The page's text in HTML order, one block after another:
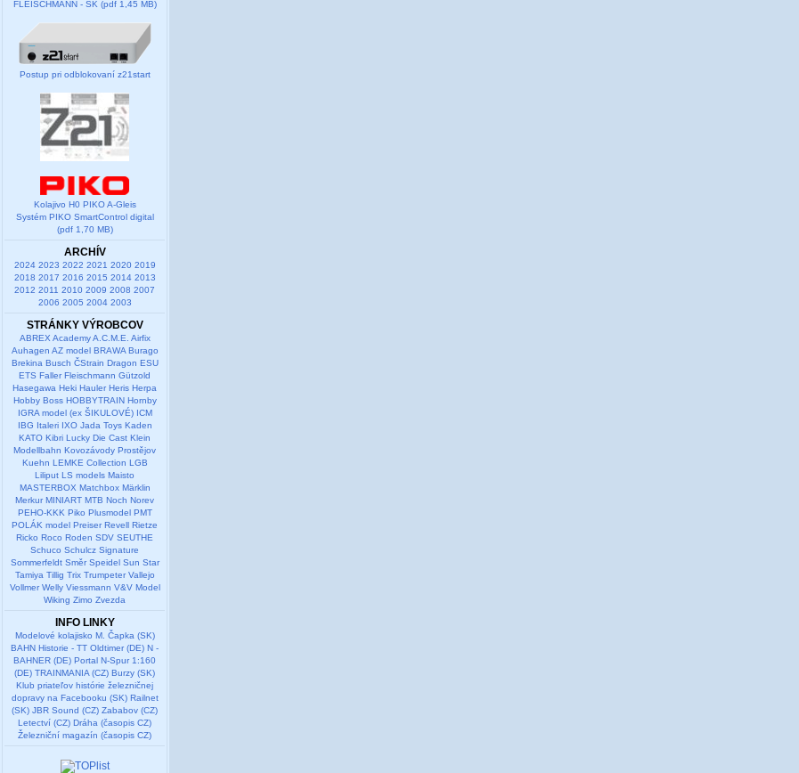
FLEISCHMANN - SK (pdf 1,45 MB)
Postup pri odblokovaní z21start
Kolajivo H0 PIKO A-Gleis
Systém PIKO SmartControl digital
(pdf 1,70 MB)
ARCHÍV
2024 2023 2022 2021 2020 2019
2018 2017 2016 2015 2014 2013
2012 2011 2010 2009 2008 2007
2006 2005 2004 2003
STRÁNKY VÝROBCOV
ABREX Academy A.C.M.E. Airfix
Auhagen AZ model BRAWA Burago
Brekina Busch ČStrain Dragon ESU
ETS Faller Fleischmann Gützold
Hasegawa Heki Hauler Heris Herpa
Hobby Boss HOBBYTRAIN Hornby
IGRA model (ex ŠIKULOVÉ) ICM
IBG Italeri IXO Jada Toys Kaden
KATO Kibri Lucky Die Cast Klein
Modellbahn Kovozávody Prostějov
Kuehn LEMKE Collection LGB
Liliput LS models Maisto
MASTERBOX Matchbox Märklin
Merkur MINIART MTB Noch Norev
PEHO-KKK Piko Plusmodel PMT
POLÁK model Preiser Revell Rietze
Ricko Roco Roden SDV SEUTHE
Schuco Schulcz Signature
Sommerfeldt Směr Speidel Sun Star
Tamiya Tillig Trix Trumpeter Vallejo
Vollmer Welly Viessmann V&V Model
Wiking Zimo Zvezda
INFO LINKY
Modelové kolajisko M. Čapka (SK)
BAHN Historie - TT Oldtimer (DE) N -
BAHNER (DE) Portal N-Spur 1:160
(DE) TRAINMANIA (CZ) Burzy (SK)
Klub priateľov histórie železničnej
dopravy na Facebooku (SK) Railnet
(SK) JBR Sound (CZ) Zababov (CZ)
Letectví (CZ) Dráha (časopis CZ)
Železniční magazín (časopis CZ)